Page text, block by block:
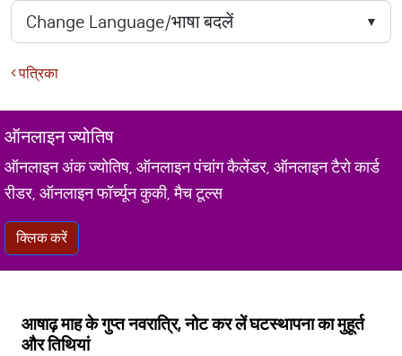
पत्रिका
ऑनलाइन ज्योतिष
ऑनलाइन अंक ज्योतिष, ऑनलाइन पंचांग कैलेंडर, ऑनलाइन टैरो कार्ड
रीडर, ऑनलाइन फॉर्च्यून कुकी, मैच टूल्स
क्लिक करें
आषाढ़ माह के गुप्त नवरात्रि, नोट कर लें घटस्थापना का मुहूर्त
और तिथियां